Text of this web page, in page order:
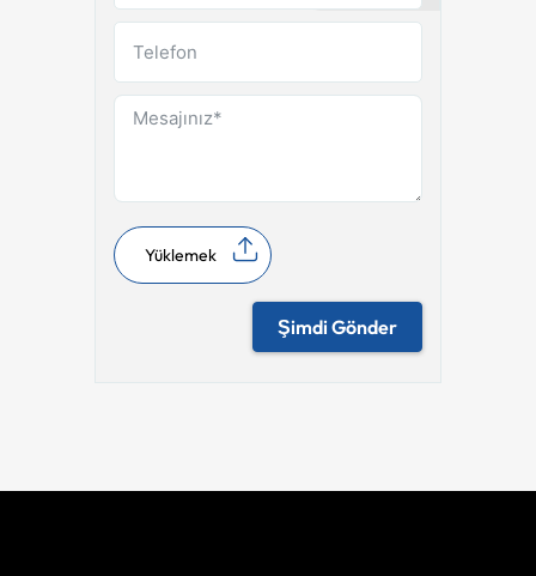
Yüklemek
Şimdi Gönder